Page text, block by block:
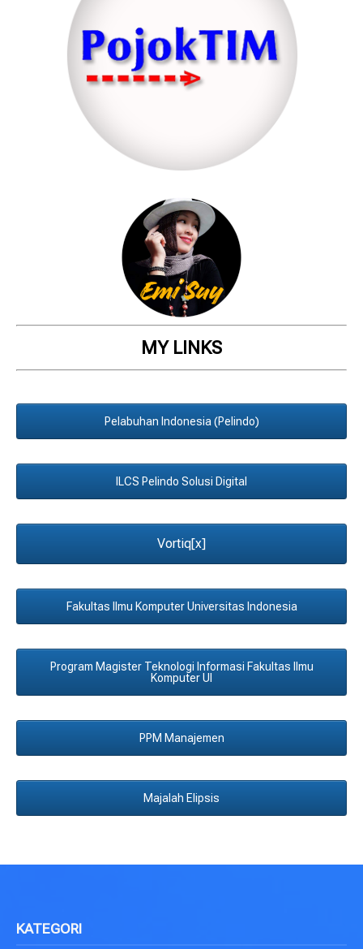
MY LINKS
Pelabuhan Indonesia (Pelindo)
ILCS Pelindo Solusi Digital
Vortiq[x]
Fakultas Ilmu Komputer Universitas Indonesia
Program Magister Teknologi Informasi Fakultas Ilmu
Komputer UI
PPM Manajemen
Majalah Elipsis
KATEGORI